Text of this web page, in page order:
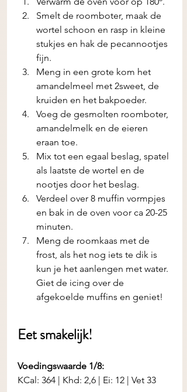
Smelt de roomboter, maak de
wortel schoon en rasp in kleine
stukjes en hak de pecannootjes
fijn.
Meng in een grote kom het
amandelmeel met 2sweet, de
kruiden en het bakpoeder.
Voeg de gesmolten roomboter,
amandelmelk en de eieren
eraan toe.
Mix tot een egaal beslag, spatel
als laatste de wortel en de
nootjes door het beslag.
Verdeel over 8 muffin vormpjes
en bak in de oven voor ca 20-25
minuten.
Meng de roomkaas met de
frost, als het nog iets te dik is
kun je het aanlengen met water.
Giet de icing over de
afgekoelde muffins en geniet!
Eet smakelijk!
Voedingswaarde 1/8:
KCal: 364 | Khd: 2,6 | Ei: 12 | Vet 33